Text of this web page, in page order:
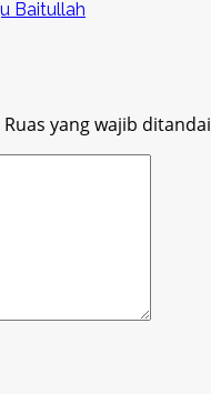
Baitullah
Ruas yang wajib ditandai